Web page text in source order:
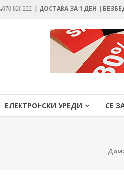
070 826 222 | ДОСТАВА ЗА 1 ДЕН |
ЕЛЕКТРОНСКИ УРЕДИ СЕ